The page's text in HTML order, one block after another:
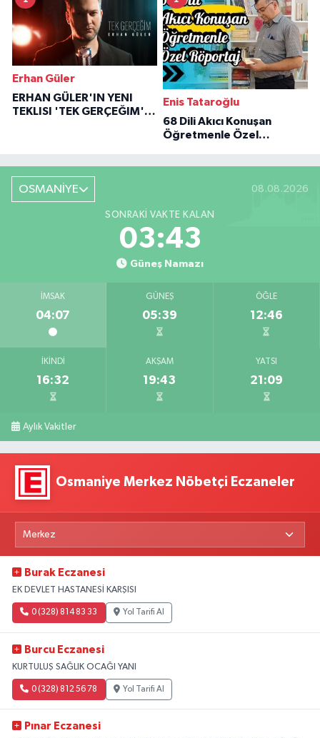
Erhan Güler
ERHAN GÜLER'IN YENI
TEKLISI 'TEK GERÇEĞIM'LE
Enis Tataroğlu
68 Dili Akıcı Konuşan
Öğretmenle Özel
OSMANİYE 08.08.2026
SONRAKI VAKTE KALAN
03:42
Güneş Namazı
İMSAK
04:07
GÜNEŞ
05:39
ÖĞLE
12:46
İKINDI
16:32
AKŞAM
19:43
YATSI
21:09
Aylık Vakitler
Osmaniye Merkez Nöbetçi Eczaneler
Burak Eczanesi
EK DEVLET HASTANESİ KARŞISI
0 (328) 814 83 33 Yol Tarifi Al
Burcu Eczanesi
KURTULUŞ SAĞLIK OCAĞI YANI
0 (328) 812 56 78 Yol Tarifi Al
Pınar Eczanesi